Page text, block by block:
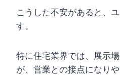
こうした不安があると、
す。
特に住宅業界では、展示
が、営業との接点になり